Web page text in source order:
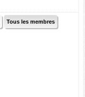
Tous les membres